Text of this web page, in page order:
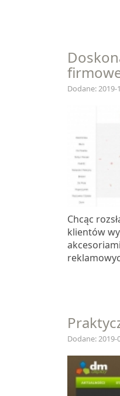
Dodane: 2019-
Chcąc
klientów
Dodane: 2019-